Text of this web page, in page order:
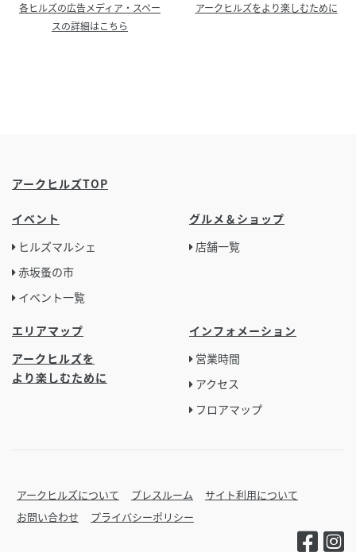
各ヒルズの広告メディア・スペー
スの詳細はこちら
アークヒルズをより楽しむために
アークヒルズTOP
イベント
ヒルズマルシェ
赤坂蚤の市
イベント一覧
グルメ＆ショップ
店舗一覧
エリアマップ
アークヒルズを
より楽しむために
インフォメーション
営業時間
アクセス
フロアマップ
アークヒルズについて プレスルーム
サイト利用について
お問い合わせ
プライバシーポリシー